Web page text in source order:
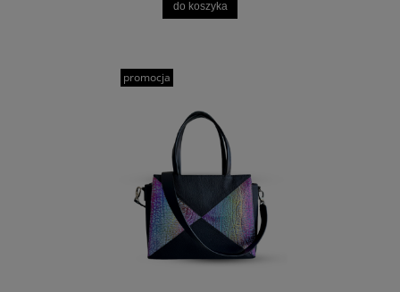
do koszyka
promocja